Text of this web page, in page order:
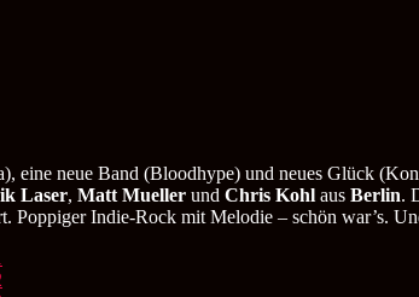
eine neue Band (Bloodhype) und neues Glück
Laser, Matt Mueller und Chris Kohl aus Berlin.
Poppiger Indie-Rock mit Melodie – schön war’s.